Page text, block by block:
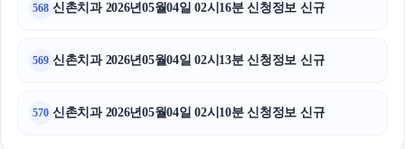
568 신촌치과 2026년05월04일 02시16분 신청정보 신규
569 신촌치과 2026년05월04일 02시13분 신청정보 신규
570 신촌치과 2026년05월04일 02시10분 신청정보 신규